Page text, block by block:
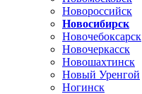
Новороссийск
Новосибирск
Новочебоксарск
Новочеркасск
Новошахтинск
Новый Уренгой
Ногинск